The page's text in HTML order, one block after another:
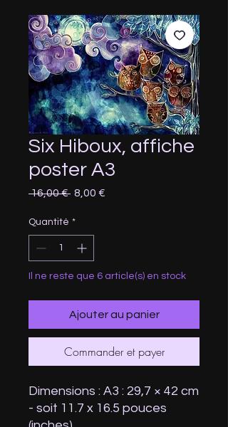
Six Hiboux, affiche
poster A3
16,00 € Prix
8,00 €
Quantité *
Il ne reste que 6 article(s) en stock
Ajouter au panier
Commander et payer
Dimensions : A3 : 29,7 × 42 cm
- soit 11.7 x 16.5 pouces